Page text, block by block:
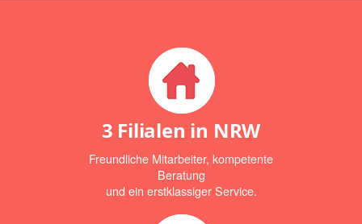
3 Filialen in NRW
Freundliche Mitarbeiter, kompetente
Beratung
und ein erstklassiger Service.